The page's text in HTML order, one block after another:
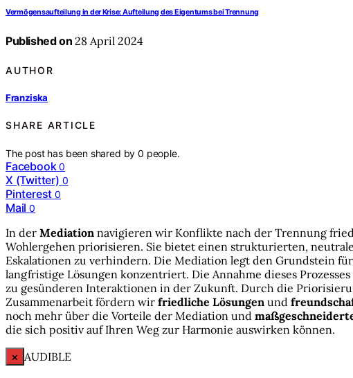
Vermögensaufteilung in der Krise: Aufteilung des Eigentums bei Trennung
Published on 28 April 2024
AUTHOR
Franziska
SHARE ARTICLE
The post has been shared by0 people.
Facebook 0
X (Twitter) 0
Pinterest 0
Mail 0
In der Mediation navigieren wir Konflikte nach der Trennung
Wohlergehen priorisieren. Sie bietet einen strukturierten,
Eskalationen zu verhindern. Die Mediation legt den Grundstein
langfristige Lösungen konzentriert. Die Annahme dieses
zu gesünderen Interaktionen in der Zukunft. Durch die
Zusammenarbeit fördern wir friedliche Lösungen und
noch mehr über die Vorteile der Mediation und
die sich positiv auf Ihren Weg zur Harmonie auswirken können.
× AUDIBLE